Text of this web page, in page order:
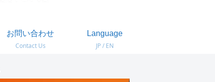
お問い合わせ
Contact Us
Language
JP / EN